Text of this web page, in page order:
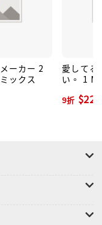
ーカー 2
ックス
愛してる
い。 1
9折 $225